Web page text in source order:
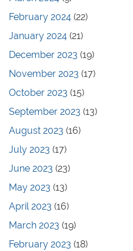
February 2024 (22)
January 2024 (21)
December 2023 (19)
November 2023 (17)
October 2023 (15)
September 2023 (13)
August 2023 (16)
July 2023 (17)
June 2023 (23)
May 2023 (13)
April 2023 (16)
March 2023 (19)
February 2023 (18)